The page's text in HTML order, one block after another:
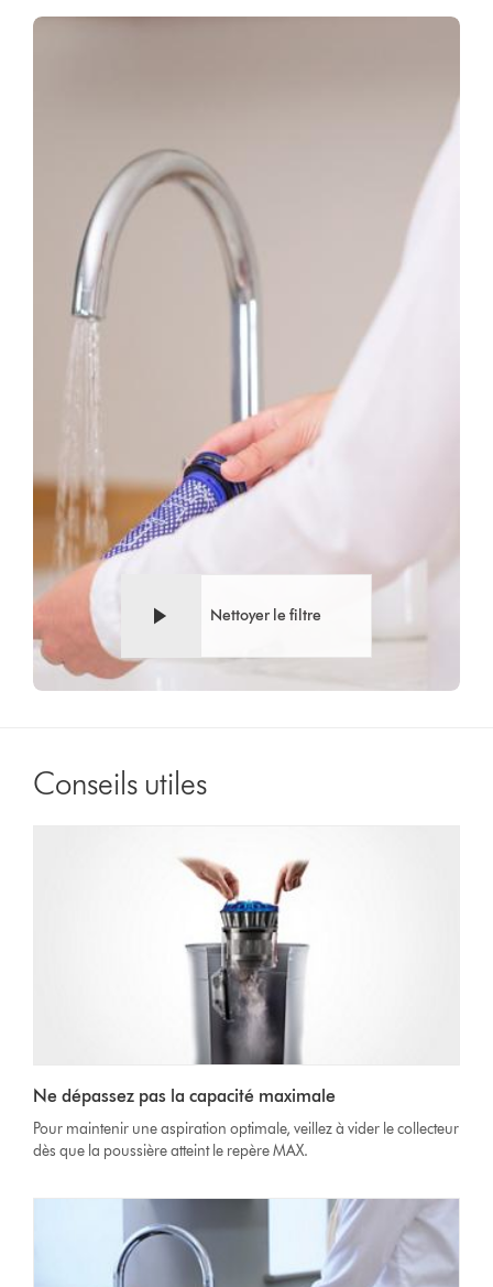
Video
Transcript
Afficher
transcription
de
la
vidéo
Nettoyer le filtre
Conseils utiles
Ne dépassez pas la capacité maximale
Pour maintenir une aspiration optimale, veillez à vider le collecteur
dès que la poussière atteint le repère MAX.